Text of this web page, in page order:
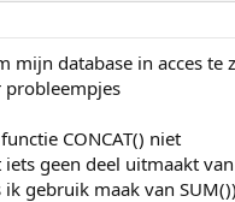
m
mijn database in acces te
probleempjes
CONCAT() niet
iets geen deel uitmaakt
gebruik maak van SUM())